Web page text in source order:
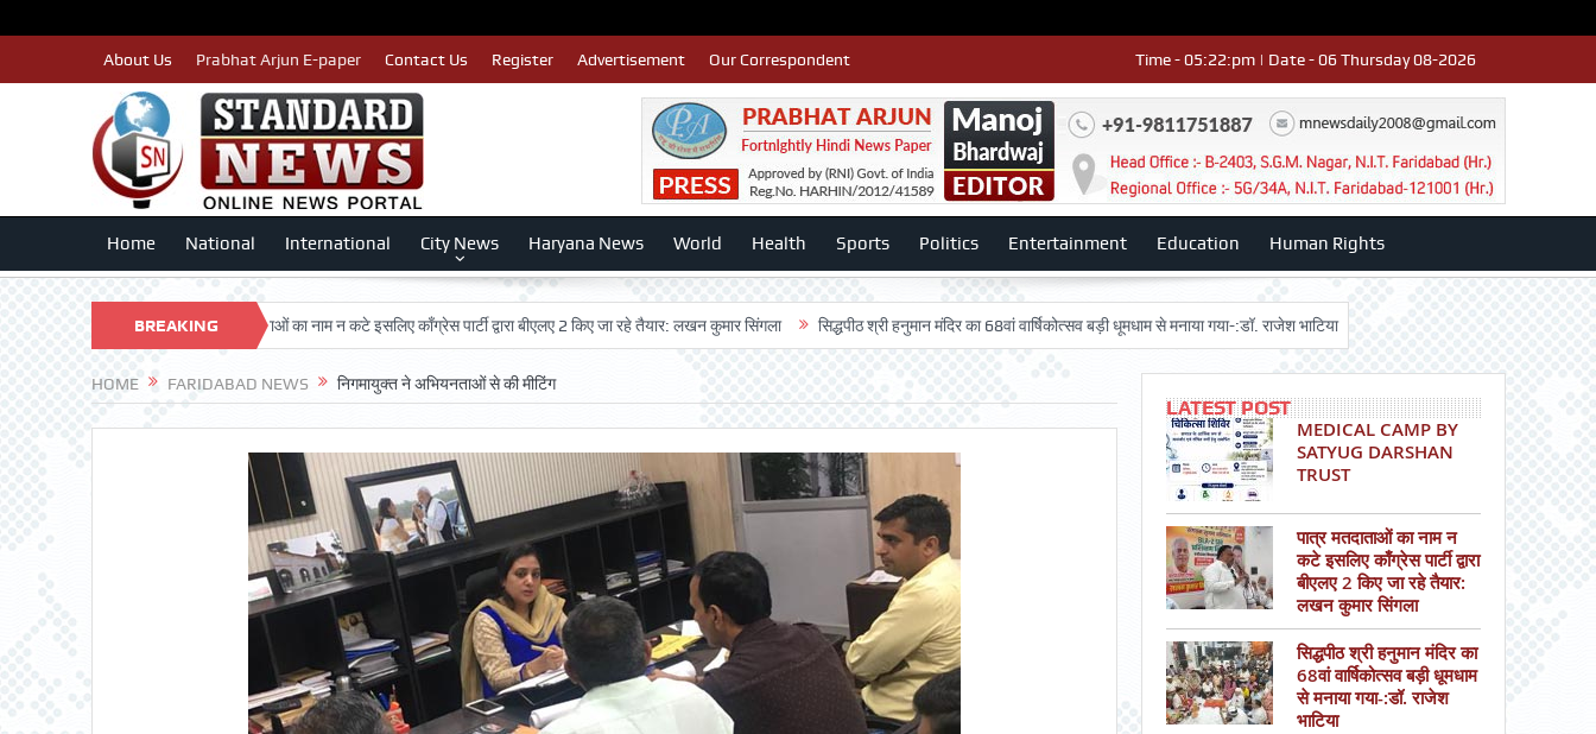
About Us Prabhat Arjun E-paper Contact Us Register Advertisement Our Correspondent Time - 05:22:pm | Date - 06 Thursday 08-2026
Home National International City News Haryana News World Health Sports Politics Entertainment Education Human Rights
BREAKING
NEWS
TRUST पात्र मतदाताओं का नाम न कटे इसलिए काँग्रेस पार्टी द्वारा बीएलए 2 किए जा रहे तैयार: लखन कुमार सिंगला सिद्धपीठ श्री हनुमान मंदिर का 68वां वार्षिकोत्सव बड़ी धूमधाम से मनाया गया-:डॉ. राजेश भाटिया Admission advertisment श्री
HOME FARIDABAD NEWS निगमायुक्त ने अभियनताओं से की मीटिंग
LATEST POST
MEDICAL CAMP BY
SATYUG DARSHAN
TRUST
पात्र मतदाताओं का नाम न
कटे इसलिए काँग्रेस पार्टी द्वारा
बीएलए 2 किए जा रहे तैयार:
लखन कुमार सिंगला
सिद्धपीठ श्री हनुमान मंदिर का
68वां वार्षिकोत्सव बड़ी धूमधाम
से मनाया गया-:डॉ. राजेश
भाटिया